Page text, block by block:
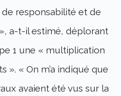
responsabilité et de
a-t-il estimé, déplorant
1 une « multiplication
». « On m’a indiqué que
avaient été vus sur la